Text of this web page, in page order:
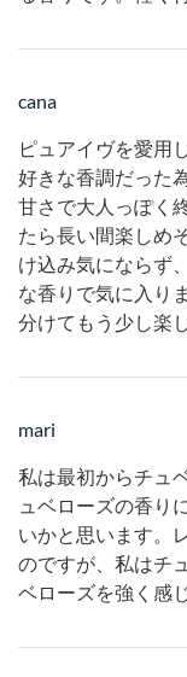
cana
ピュアイヴを愛用
好きな香調だった
甘さで大人っぽく
たら長い間楽しめ
け込み気にならず
な香りで気に入り
分けてもう少し楽
mari
私は最初からチュ
ュベローズの香り
いかと思います。
のですが、私はチ
ベローズを強く感